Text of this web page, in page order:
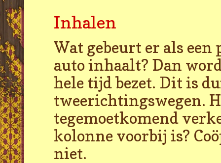
Inhalen
Wat gebeurt er als een
auto inhaalt? Dan
hele tijd bezet. Dit is
tweerichtingswegen.
tegemoetkomend
kolonne voorbij is?
niet.